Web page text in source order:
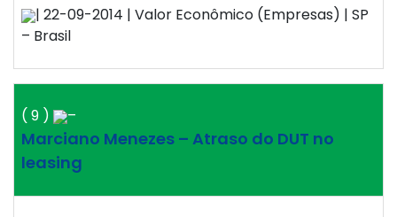
| 22-09-2014 | Valor Econômico (Empresas) | SP
– Brasil
( 9 ) –
Marciano Menezes – Atraso do DUT no
leasing